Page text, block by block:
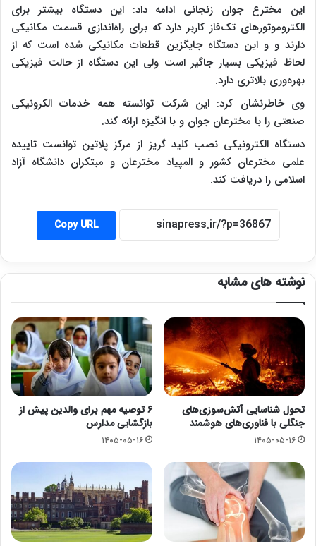
این مخترع جوان زنجانی ادامه داد: این دستگاه بیشتر برای
الکتروموتورهای تک‌فاز کاربر دارد که برای راه‌اندازی قسمت مکانیکی
دارند و و این دستگاه جایگزین قطعات مکانیکی شده است که از
لحاظ فیزیکی بسیار جاگیر است ولی این دستگاه از حالت فیزیکی
بهره‌وری بالاتری دارد.
وی خاطرنشان کرد: این شرکت توانسته همه خدمات الکرونیکی
صنعتی را با مخترعان جوان و با انگیزه ارائه کند.
دستگاه الکترونیکی نصب کلید گریز از مرکز پلاتین توانست تاییده
علمی مخترعان کشور و المپیاد مخترعان و مبتکران دانشگاه آزاد
اسلامی را دریافت کند.
Copy URL
نوشته های مشابه
تحول شناسایی آتش‌سوزی‌های
جنگلی با فناوری‌های هوشمند
۱۴۰۵-۰۵-۱۶
۶ توصیه مهم برای والدین پیش از
بازگشایی مدارس
۱۴۰۵-۰۵-۱۶